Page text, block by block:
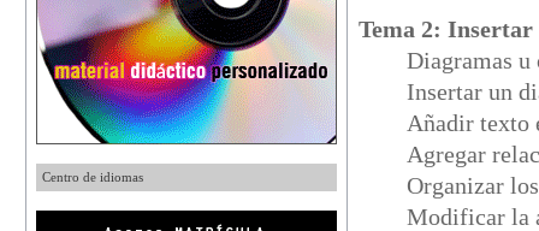
Centro de idiomas
Tema 2:
Diagramas
Insertar un
Añadir texto
Agregar
Organizar
Modificar la